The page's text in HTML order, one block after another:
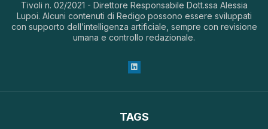
Tivoli n. 02/2021 - Direttore Responsabile Dott.ssa Alessia
Lupoi. Alcuni contenuti di Redigo possono essere sviluppati
con supporto dell’intelligenza artificiale, sempre con revisione
umana e controllo redazionale.
TAGS